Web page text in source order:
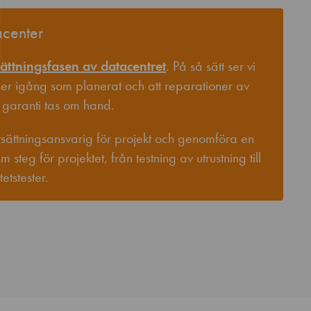
av datacentret. På så sätt ser vi
igång som planerat och att reparationer av
tas om hand.
för projekt och genomföra en
steg för projektet, från testning av utrustning till